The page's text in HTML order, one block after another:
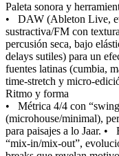
Paleta sonora y
• DAW (Ableton Live,
sustractiva/FM con
percusión seca, bajo
delays sutiles) para un
fuentes latinas (cumbia,
time‑stretch y
Ritmo y forma
• Métrica 4/4 con
(microhouse/minimal),
para paisajes a lo Jaar. •
“mix‑in/mix‑out”,